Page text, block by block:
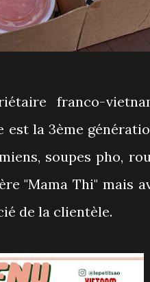
franco-
est la 3ème
soupes pho,
"Mama Thi" mais
de la clientèle.